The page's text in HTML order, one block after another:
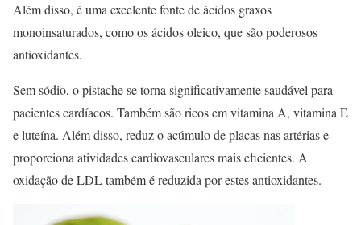
Além disso, é uma excelente fonte de ácidos graxos
monoinsaturados, como os ácidos oleico, que são poderosos
antioxidantes.
Sem sódio, o pistache se torna significativamente saudável para
pacientes cardíacos. Também são ricos em vitamina A, vitamina E
e luteína. Além disso, reduz o acúmulo de placas nas artérias e
proporciona atividades cardiovasculares mais eficientes. A
oxidação de LDL também é reduzida por estes antioxidantes.